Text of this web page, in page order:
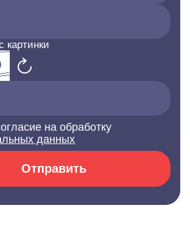
картинки
на обработку
данных
Отправить